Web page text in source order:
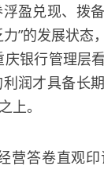
盈兑现、拨
”的发展状态
庆银行管理层
润才具备长
上。
营答卷直观